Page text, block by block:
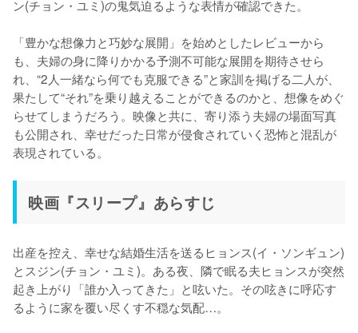
ン(チョン・ユミ)の⻤気迫るような表情が確認できた。
「豊かな想像⼒と巧妙な展開」を始めとしたレビューから
も、夫婦の⾝に降りかかる予測不可能な展開を期待させら
れ、“2⼈⼀緒なら何でも克服できる”と家訓を掲げる二⼈が、
果たして“それ”を乗り越えることができるのかと、想像をめぐ
らせてしまうだろう。映像と共に、寄り添う夫婦の場⾯写真
も公開され、幸せだった日常が侵食されていく恐怖と混乱が
表現されている。
映画『スリープ』あらすじ
出産を控え、幸せな結婚⽣活を送るヒョンス(イ・ソンギュン)
とスジン(チョン・ユミ)。ある夜、隣で眠る夫ヒョンスが突然
起き上がり「誰か⼊ってきた」と呟いた。その呟きに呼応す
るように家を覆い尽くす不穏な気配…。